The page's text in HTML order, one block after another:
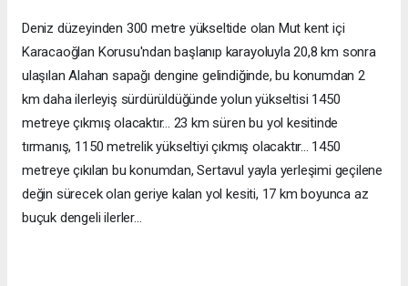
Deniz düzeyinden 300 metre yükseltide olan Mut kent içi
Karacaoğlan Korusu'ndan başlanıp karayoluyla 20,8 km sonra
ulaşılan Alahan sapağı dengine gelindiğinde, bu konumdan 2
km daha ilerleyiş sürdürüldüğünde yolun yükseltisi 1450
metreye çıkmış olacaktır... 23 km süren bu yol kesitinde
tırmanış, 1150 metrelik yükseltiyi çıkmış olacaktır... 1450
metreye çıkılan bu konumdan, Sertavul yayla yerleşimi geçilene
değin sürecek olan geriye kalan yol kesiti, 17 km boyunca az
buçuk dengeli ilerler...